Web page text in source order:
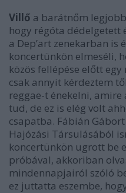
Villő a barátnőm
hogy régóta dédelgetett
a Dep’art zenekarban is
koncertünkön elmeséli,
közös fellépése előtt
csak annyit kérdeztem
reggae-t énekelni,
tud, de ez is elég volt
csapatba. Fábián
Hajózási Társulásából
koncertünkön ugrott be
próbával, akkoriban
mindennapjairól szóló
ez juttatta eszembe,